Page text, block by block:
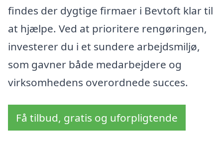
findes der dygtige firmaer i Bevtoft klar til
at hjælpe. Ved at prioritere rengøringen,
investerer du i et sundere arbejdsmiljø,
som gavner både medarbejdere og
virksomhedens overordnede succes.
Få tilbud, gratis og uforpligtende